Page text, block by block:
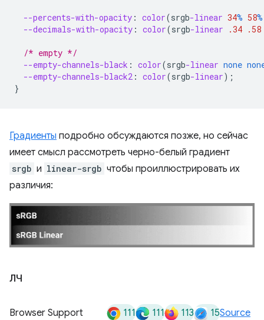
--percents-with-opacity : color(srgb-linear 34% 58%
--decimals-with-opacity : color(srgb-linear .34 .58
/* empty */
--empty-channels-black : color(srgb-linear none
--empty-channels-black2 : color(srgb-linear);
}
Градиенты подробно обсуждаются позже, но сейчас
имеет смысл рассмотреть черно-белый градиент
srgb и linear-srgb чтобы проиллюстрировать их
различия:
ЛЧ
Browser Support 111 111 113 15Source